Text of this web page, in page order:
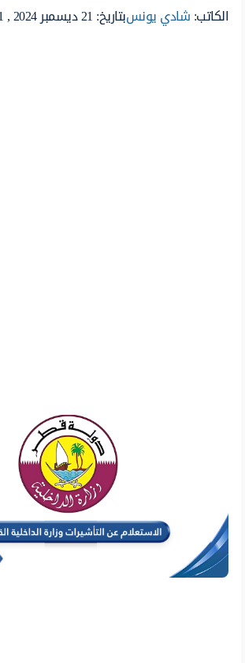
الكاتب:شادي يونسبتاريخ: 21 ديسمبر 2024 , 00:01